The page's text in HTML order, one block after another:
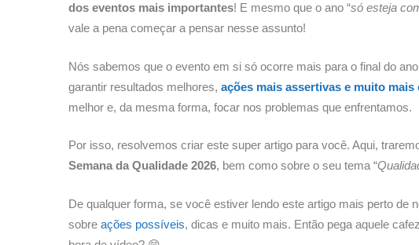
dos eventos mais importantes! E mesmo que o ano “só esteja
vale a pena começar a pensar nesse assunto!
Nós sabemos que o evento em si só ocorre mais para o final do
garantir resultados melhores, ações mais assertivas e muito mais
melhor e, da mesma forma, focar nos problemas que enfrentamos.
Por isso, resolvemos criar este super artigo para você. Aqui,
Semana da Qualidade 2026, bem como sobre o seu tema “
De qualquer forma, se você estiver lendo este artigo mais perto de
sobre ações possíveis, dicas e muito mais. Então pega aquele